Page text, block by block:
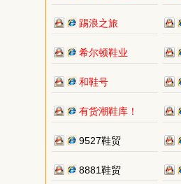
踢浪之旅
希尔顿鞋业
和鞋号
有货潮鞋库！
9527鞋贸
8881鞋贸